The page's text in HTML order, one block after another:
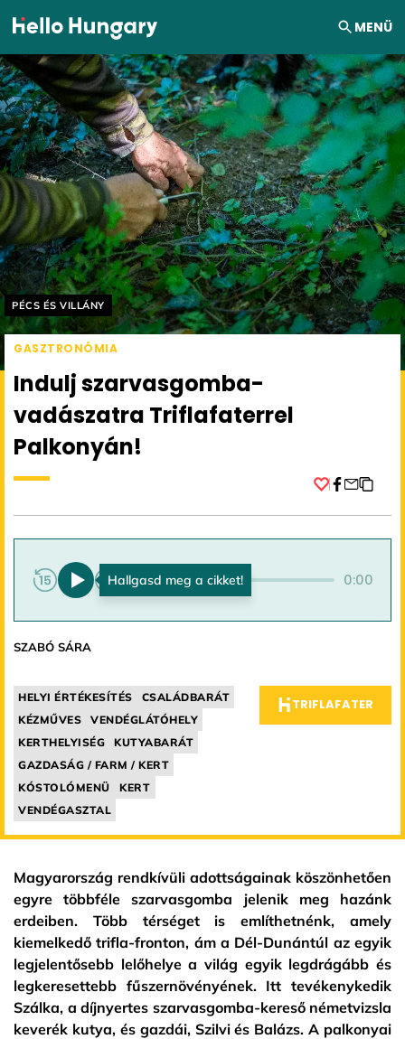
Ugrás a tartalomhoz MENÜ
Helyszín címkék:
PÉCS ÉS VILLÁNY
GASZTRONÓMIA
Indulj szarvasgomba-
vadászatra Triflafaterrel
Palkonyán!
0:00 0:00
SZABÓ SÁRA
HELYI ÉRTÉKESÍTÉS
CSALÁDBARÁT
KÉZMŰVES
VENDÉGLÁTÓHELY
KERTHELYISÉG
KUTYABARÁT
GAZDASÁG / FARM / KERT
KÓSTOLÓMENÜ
KERT
VENDÉGASZTAL
TRIFLAFATER
Magyarország rendkívüli adottságainak köszönhetően
egyre többféle szarvasgomba jelenik meg hazánk
erdeiben. Több térséget is említhetnénk, amely
kiemelkedő trifla-fronton, ám a Dél-Dunántúl az egyik
legjelentősebb lelőhelye a világ egyik legdrágább és
legkeresettebb fűszernövényének. Itt tevékenykedik
Szálka, a díjnyertes szarvasgomba-kereső németvizsla
keverék kutya, és gazdái, Szilvi és Balázs. A palkonyai